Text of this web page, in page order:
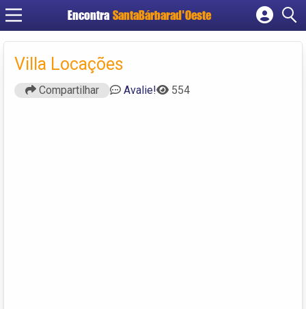
Encontra SantaBárbarad'Oeste
Cadastrar empresa
Villa Locações
Compartilhar Avalie! 554